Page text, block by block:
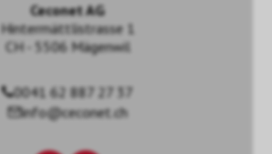
Ceconet AG
Hintermättlistrasse 1
CH - 5506 Mägenwil
0041 62 887 27 37
info@ceconet.ch